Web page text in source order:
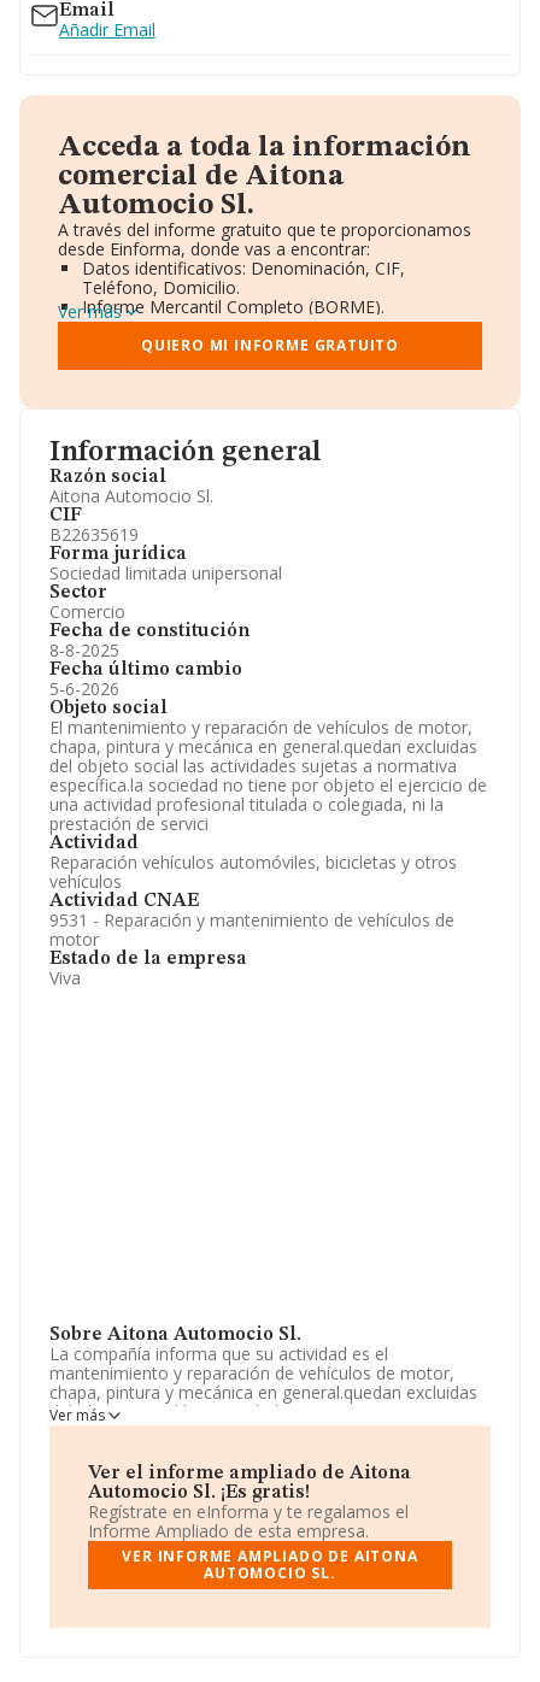
Información general
Razón social
Aitona Automocio Sl.
CIF
B22635619
Forma jurídica
Sociedad limitada unipersonal
Sector
Comercio
Fecha de constitución
8-8-2025
Fecha último cambio
5-6-2026
Objeto social
El mantenimiento y reparación de vehículos de motor,
chapa, pintura y mecánica en general.quedan excluidas
del objeto social las actividades sujetas a normativa
específica.la sociedad no tiene por objeto el ejercicio de
una actividad profesional titulada o colegiada, ni la
prestación de servici
Actividad
Reparación vehículos automóviles, bicicletas y otros
vehículos
Actividad CNAE
9531 - Reparación y mantenimiento de vehículos de
motor
Estado de la empresa
Viva
Sobre Aitona Automocio Sl.
La compañía informa que su actividad es el
mantenimiento y reparación de vehículos de motor,
chapa, pintura y mecánica en general.quedan excluidas
del objeto social las actividades sujetas a normativa
específica.la sociedad no tiene por objeto el ejercicio de
prestación de servici. La empresa es una Sociedad
Limitada. Su actividad CNAE es '%cnae%' con código
9531. La empresa no tiene actividad en mercados
exteriores.
La sociedadAitona Automocio S.L, CIF B22635619,
se encuentra en Calle Lleida núm. 8, (25182), en el
Ver más
Ver el informe ampliado de Aitona
Automocio Sl. ¡Es gratis!
Regístrate en eInforma y te regalamos el
Informe Ampliado de esta empresa.
VER INFORME AMPLIADO DE AITONA
AUTOMOCIO SL.
Email
Añadir Email
Acceda a toda la información
comercial de Aitona
Automocio Sl.
A través del informe gratuito que te proporcionamos
desde Einforma, donde vas a encontrar:
Datos identificativos: Denominación, CIF,
Teléfono, Domicilio.
Informe Mercantil Completo (BORME).
Gráficos de Evolución Ventas y Empleados.
Consejo de Administración y Administradores.
Directivos y Ejecutivos.
Información oficial y registral complementaria.
Ver más
QUIERO MI INFORME GRATUITO